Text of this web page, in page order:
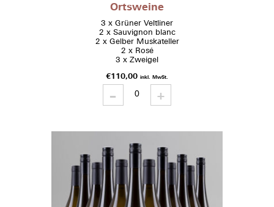
Ortsweine
3 x Grüner Veltliner
2 x Sauvignon blanc
2 x Gelber Muskateller
2 x Rosé
3 x Zweigel
€110,00 inkl. MwSt.
-
Ortsweine
quantity+